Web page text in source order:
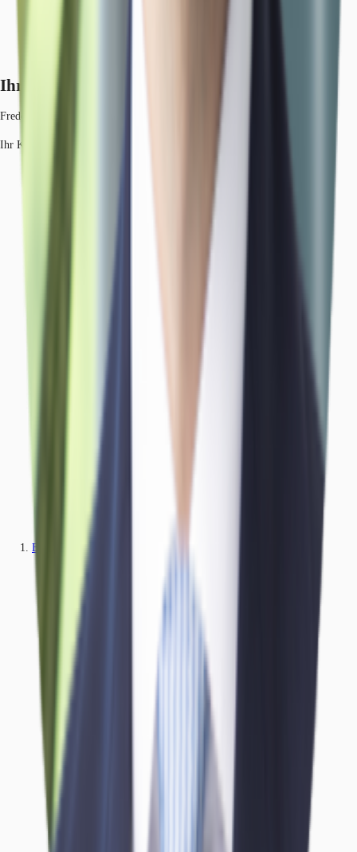
Ihr Kontakt
Frederik VonWirth
Ihr Kontakt
Büros